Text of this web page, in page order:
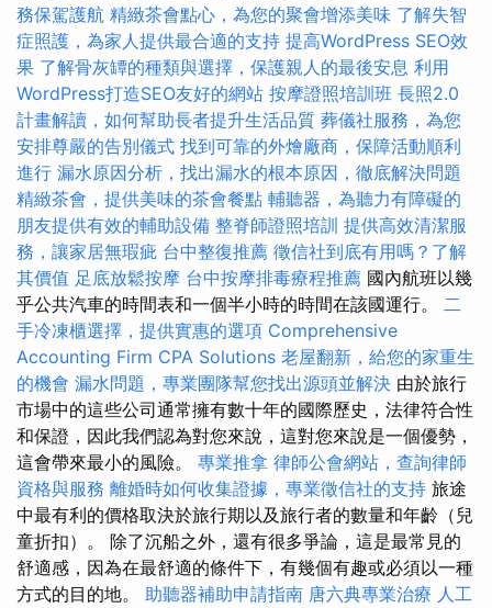
務保駕護航 精緻茶會點心，為您的聚會增添美味 了解失智
症照護，為家人提供最合適的支持 提高WordPress SEO效
果 了解骨灰罈的種類與選擇，保護親人的最後安息 利用
WordPress打造SEO友好的網站 按摩證照培訓班 長照2.0
計畫解讀，如何幫助長者提升生活品質 葬儀社服務，為您
安排尊嚴的告別儀式 找到可靠的外燴廠商，保障活動順利
進行 漏水原因分析，找出漏水的根本原因，徹底解決問題
精緻茶會，提供美味的茶會餐點 輔聽器，為聽力有障礙的
朋友提供有效的輔助設備 整脊師證照培訓 提供高效清潔服
務，讓家居無瑕疵 台中整復推薦 徵信社到底有用嗎？了解
其價值 足底放鬆按摩 台中按摩排毒療程推薦 國內航班以幾
乎公共汽車的時間表和一個半小時的時間在該國運行。 二
手冷凍櫃選擇，提供實惠的選項 Comprehensive
Accounting Firm CPA Solutions 老屋翻新，給您的家重生
的機會 漏水問題，專業團隊幫您找出源頭並解決 由於旅行
市場中的這些公司通常擁有數十年的國際歷史，法律符合性
和保證，因此我們認為對您來說，這對您來說是一個優勢，
這會帶來最小的風險。 專業推拿 律師公會網站，查詢律師
資格與服務 離婚時如何收集證據，專業徵信社的支持 旅途
中最有利的價格取決於旅行期以及旅行者的數量和年齡（兒
童折扣）。 除了沉船之外，還有很多爭論，這是最常見的
舒適感，因為在最舒適的條件下，有幾個有趣或必須以一種
方式的目的地。 助聽器補助申請指南 唐六典專業治療 人工